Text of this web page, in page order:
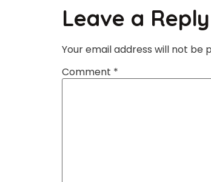
Leave a Reply
Your email address will not be
Comment *